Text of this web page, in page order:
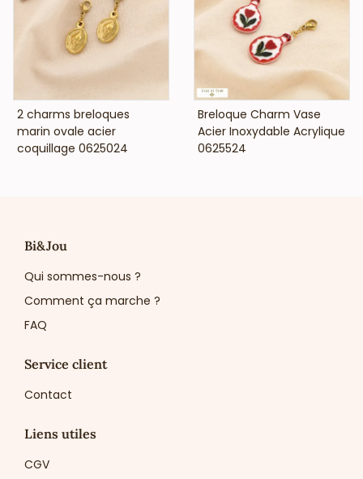
VOIR LE PRIX
2 charms breloques
marin ovale acier
coquillage 0625024
VOIR LE PRIX
Breloque Charm Vase
Acier Inoxydable Acrylique
0625524
Bi&Jou
Qui sommes-nous ?
Comment ça marche ?
FAQ
Service client
Contact
Liens utiles
CGV